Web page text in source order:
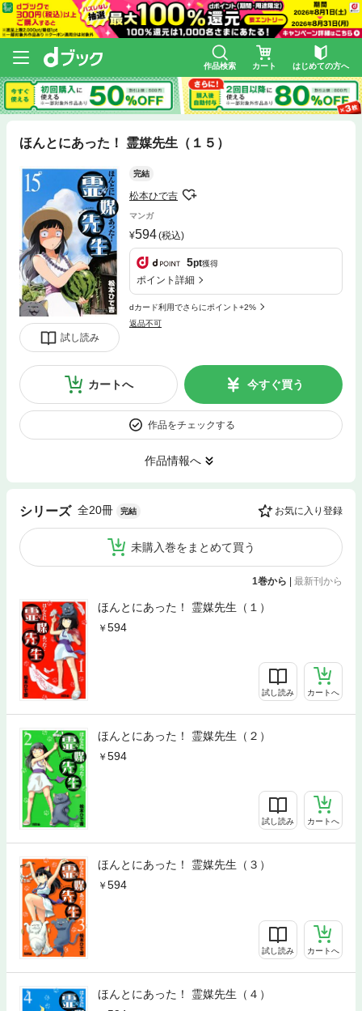
作品検索 カート はじめての方へ
ほんとにあった！ 霊媒先生（１５）
試し読み
完結
松本ひで吉
マンガ
594(税込)
5pt獲得
ポイント詳細
dカード利用でさらにポイント+2%
返品不可
カートへ 今すぐ買う
作品をチェックする
作品情報へ
シリーズ 全20冊 完結 お気に入り登録
未購入巻をまとめて買う
1巻から 最新刊から
ほんとにあった！ 霊媒先生（１）
594
試し読み カートへ
ほんとにあった！ 霊媒先生（２）
594
試し読み カートへ
ほんとにあった！ 霊媒先生（３）
594
試し読み カートへ
ほんとにあった！ 霊媒先生（４）